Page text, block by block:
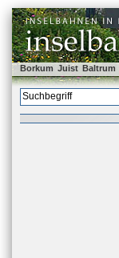
Borkum Juist Baltrum